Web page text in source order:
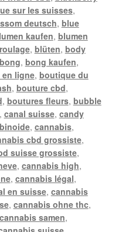
sur les suisses,
deutsch, blue
kaufen, blumen
, blüten, body
bong, bong kaufen,
ligne, boutique du
, bouture cbd,
, boutures fleurs, bubble
, canal suisse, candy
, cannabis,
cbd grossiste,
suisse grossiste,
, cannabis high,
, cannabis légal,
en suisse, cannabis
, cannabis ohne thc,
cannabis samen,